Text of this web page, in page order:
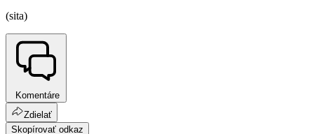
(sita)
Komentáre
Zdielať
Skopírovať odkaz